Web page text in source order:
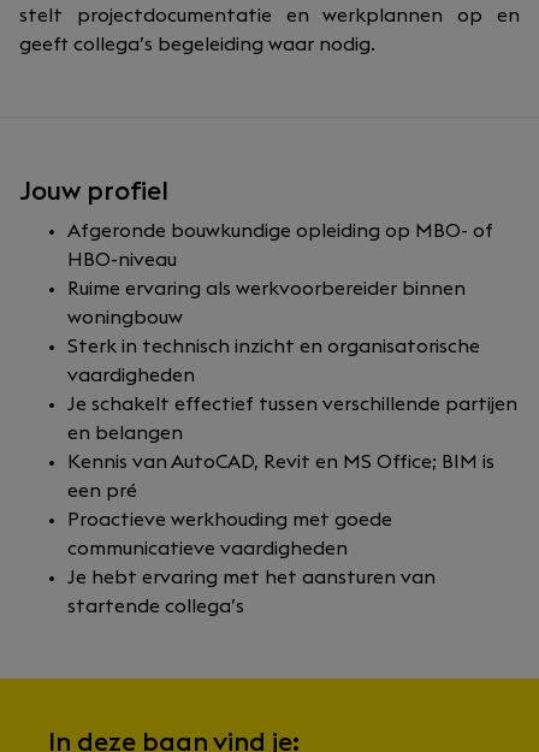
stelt projectdocumentatie en werkplannen op en
geeft collega’s begeleiding waar nodig.
Jouw profiel
Afgeronde bouwkundige opleiding op MBO- of
HBO-niveau
Ruime ervaring als werkvoorbereider binnen
woningbouw
Sterk in technisch inzicht en organisatorische
vaardigheden
Je schakelt effectief tussen verschillende partijen
en belangen
Kennis van AutoCAD, Revit en MS Office; BIM is
een pré
Proactieve werkhouding met goede
communicatieve vaardigheden
Je hebt ervaring met het aansturen van
startende collega’s
In deze baan vind je: